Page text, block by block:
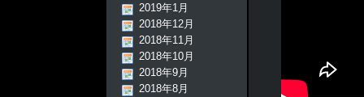
2019年1月
2018年12月
2018年11月
2018年10月
2018年9月
2018年8月